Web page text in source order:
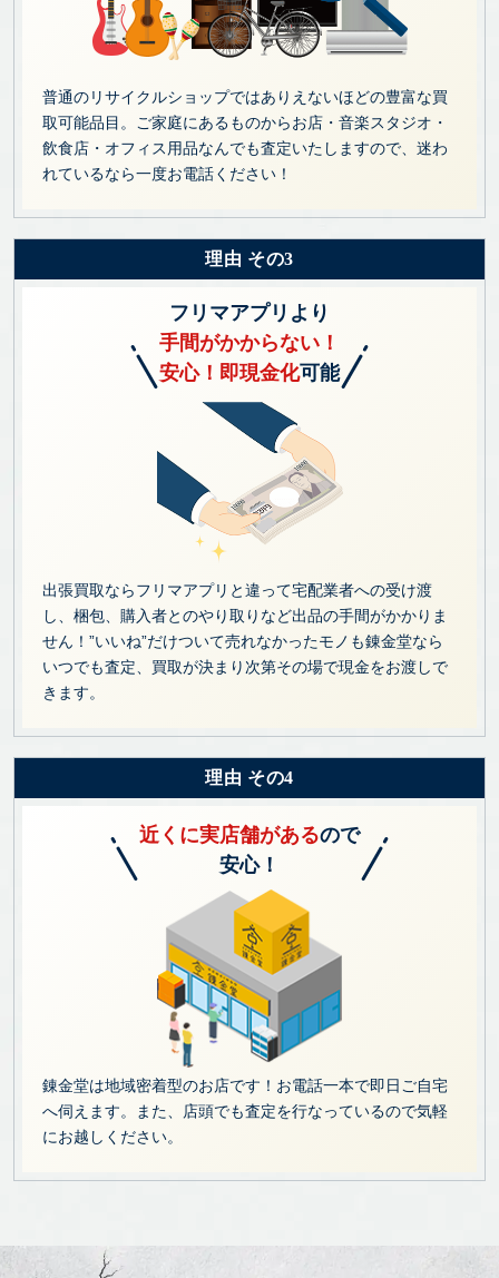
普通のリサイクルショップではありえないほどの豊富な買
取可能品目。ご家庭にあるものからお店・音楽スタジオ・
飲食店・オフィス用品なんでも査定いたしますので、迷わ
れているなら一度お電話ください！
理由 その3
フリマアプリより
手間がかからない！
安心！即現金化可能
出張買取ならフリマアプリと違って宅配業者への受け渡
し、梱包、購入者とのやり取りなど出品の手間がかかりま
せん！”いいね”だけついて売れなかったモノも錬金堂なら
いつでも査定、買取が決まり次第その場で現金をお渡しで
きます。
理由 その4
近くに実店舗があるので
安心！
錬金堂は地域密着型のお店です！お電話一本で即日ご自宅
へ伺えます。また、店頭でも査定を行なっているので気軽
にお越しください。